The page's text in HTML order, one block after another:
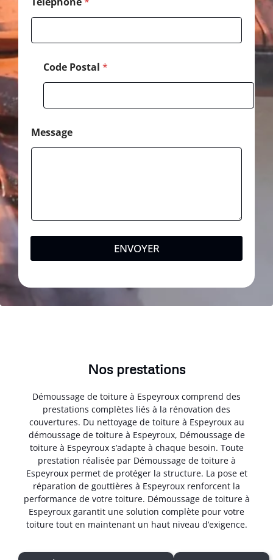
Code Postal *
Message
ENVOYER
Nos prestations
Démoussage de toiture à Espeyroux comprend des
prestations complètes liés à la rénovation des
couvertures. Du nettoyage de toiture à Espeyroux au
démoussage de toiture à Espeyroux, Démoussage de
toiture à Espeyroux s’adapte à chaque besoin. Toute
prestation réalisée par Démoussage de toiture à
Espeyroux permet de protéger la structure. La pose et
réparation de gouttières à Espeyroux renforcent la
performance de votre toiture. Démoussage de toiture à
Espeyroux garantit une solution complète pour votre
toiture tout en maintenant un haut niveau d’exigence.